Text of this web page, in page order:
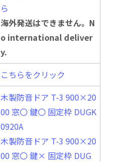
ら
海外発送はできません。N
o international deliver
y.
こちらをクリック
木製防音ドア T-3 900×20
00 窓〇 鍵〇 固定枠 DUGK
0920A
木製防音ドア T-3 900×20
00 窓〇 鍵× 固定枠 DUG